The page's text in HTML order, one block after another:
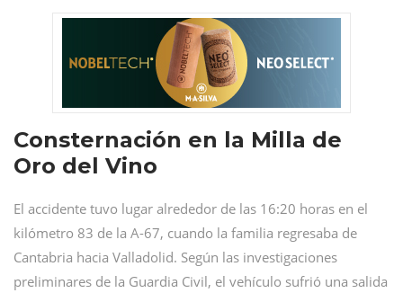
Consternación en la Milla de
Oro del Vino
El accidente tuvo lugar alrededor de las 16:20 horas en el
kilómetro 83 de la A-67, cuando la familia regresaba de
Cantabria hacia Valladolid. Según las investigaciones
preliminares de la Guardia Civil, el vehículo sufrió una salida